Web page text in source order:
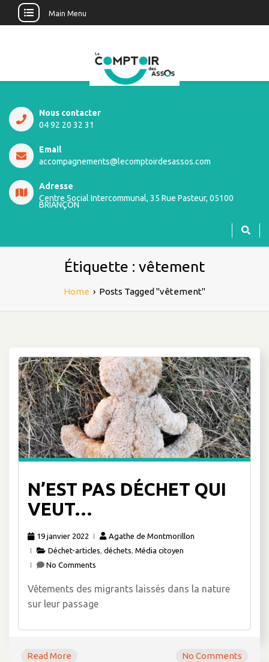
Main Menu
Nous contacter
04 92 20 32 31
Email
accompagnements@lecomptoirdesassos.com
Adresse
Centre Social Intercommunal, 35 Rue Pasteur, 05100
BRIANÇON
Étiquette : vêtement
Home › Posts Tagged "vêtement"
N’EST PAS DÉCHET QUI
VEUT…
19 janvier 2022
Agathe de Montmorillon
Déchet-articles, déchets, Média citoyen
No Comments
Vêtements des migrants laissés dans la nature
sur leur passage
Read More No Comments